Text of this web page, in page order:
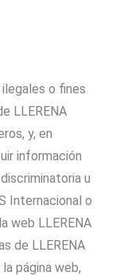
o fines
LLERENA
y, en
información
u
Internacional o
web LLERENA
de LLERENA
página web,